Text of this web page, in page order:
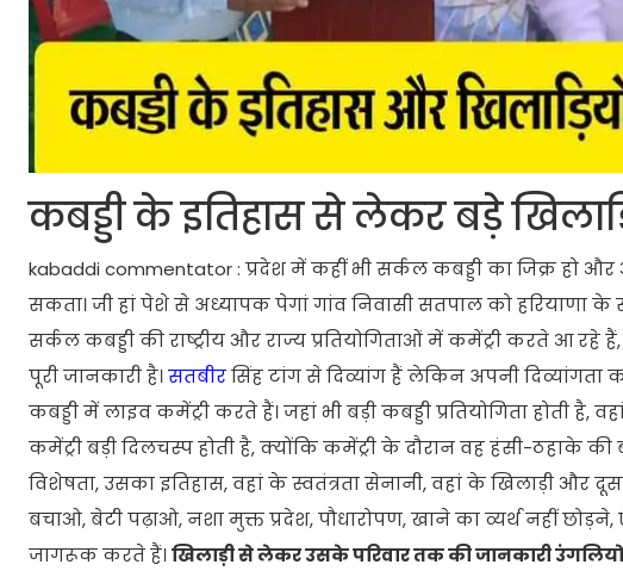
कबड्डी के इतिहास से लेकर बड़े
kabaddi commentator : प्रदेश में कहीं भी सर्कल कबड्डी का जिक्र हो
सकता। जी हां पेशे से अध्यापक पेगां गांव निवासी सतपाल को हरियाणा के
सर्कल कबड्डी की राष्ट्रीय और राज्य प्रतियोगिताओं में कमेंट्री करते आ
पूरी जानकारी है।सतबीरसिंह टांग से दिव्यांग हैं लेकिन अपनी
कबड्डी में लाइव कमेंट्री करते हैं। जहां भी बड़ी कबड्डी प्रतियोगिता होती
कमेंट्री बड़ी दिलचस्प होती है, क्योंकि कमेंट्री के दौरान वह हंसी-ठहाके की
विशेषता, उसका इतिहास, वहां के स्वतंत्रता सेनानी, वहां के खिलाड़ी और
बचाओ, बेटी पढ़ाओ, नशा मुक्त प्रदेश, पौधारोपण, खाने का व्यर्थ नहीं
जागरूक करते हैं।खिलाड़ी से लेकर उसके परिवार तक की जानकारी